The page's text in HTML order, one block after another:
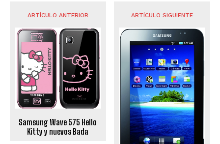
ARTÍCULO ANTERIOR
Samsung Wave 575 Hello
Kitty y nuevos Bada
ARTÍCULO SIGUIENTE